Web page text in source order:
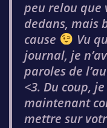
peu relou que
dedans, mais
cause
Vu
journal, je
paroles de
<3. Du coup,
maintenant
mettre sur